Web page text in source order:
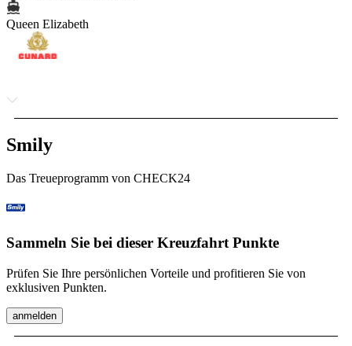
Queen Elizabeth
Smily
Das Treueprogramm von CHECK24
Sammeln Sie bei dieser Kreuzfahrt Punkte
Prüfen Sie Ihre persönlichen Vorteile und profitieren Sie von
exklusiven Punkten.
anmelden